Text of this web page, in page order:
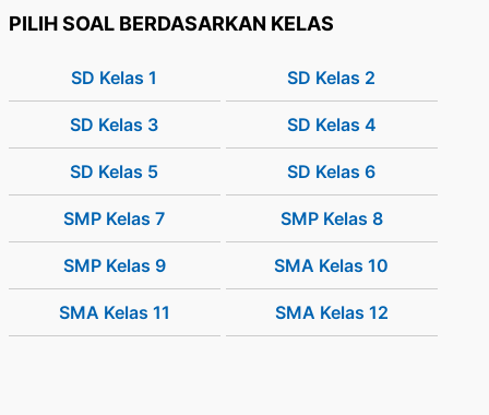
PILIH SOAL BERDASARKAN KELAS
SD Kelas 1 SD Kelas 2
SD Kelas 3 SD Kelas 4
SD Kelas 5 SD Kelas 6
SMP Kelas 7 SMP Kelas 8
SMP Kelas 9 SMA Kelas 10
SMA Kelas 11 SMA Kelas 12